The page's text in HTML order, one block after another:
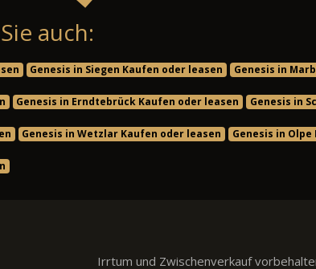
auch:
Genesis in Siegen Kaufen oder leasen Genesis in
Genesis in Erndtebrück Kaufen oder leasen Genesis in
Genesis in Wetzlar Kaufen oder leasen Genesis in
Irrtum und Zwischenverkauf